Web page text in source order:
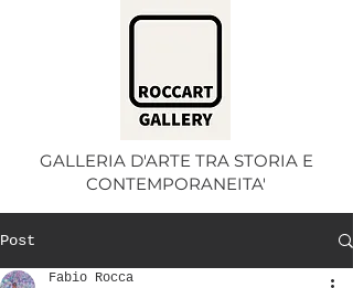
GALLERIA D'ARTE TRA STORIA E
CONTEMPORANEITA'
Post
Fabio Rocca